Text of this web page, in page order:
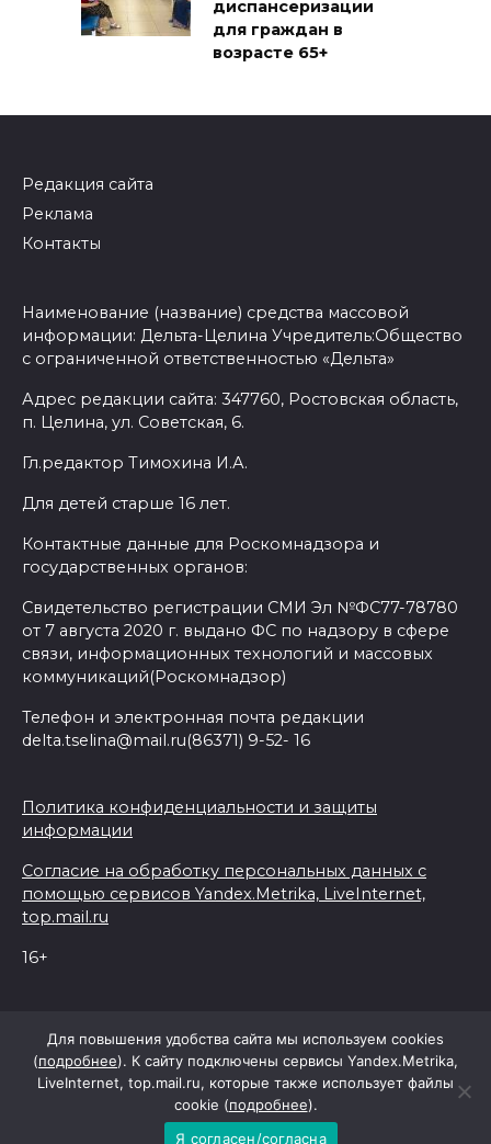
диспансеризации
для граждан в
возрасте 65+
Редакция сайта
Реклама
Контакты
Наименование (название) средства массовой
информации: Дельта-Целина Учредитель:Общество
с ограниченной ответственностью «Дельта»
Адрес редакции сайта: 347760, Ростовская область,
п. Целина, ул. Советская, 6.
Гл.редактор Тимохина И.А.
Для детей старше 16 лет.
Контактные данные для Роскомнадзора и
государственных органов:
Свидетельство регистрации СМИ Эл №ФС77-78780
от 7 августа 2020 г. выдано ФС по надзору в сфере
связи, информационных технологий и массовых
коммуникаций(Роскомнадзор)
Телефон и электронная почта редакции
delta.tselina@mail.ru(86371) 9-52- 16
Политика конфиденциальности и защиты
информации
Согласие на обработку персональных данных с
помощью сервисов Yandex.Metrika, LiveInternet,
top.mail.ru
16+
При поддержке Правительства Ростовской области
Для повышения удобства сайта мы используем cookies
(подробнее). К сайту подключены сервисы Yandex.Metrika,
LiveInternet, top.mail.ru, которые также использует файлы
cookie (подробнее).
Я согласен/согласна